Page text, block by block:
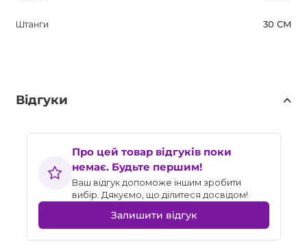
Штанги 30 СМ
Відгуки
Про цей товар відгуків поки
немає. Будьте першим!
Ваш відгук допоможе іншим зробити
вибір. Дякуємо, що ділитеся досвідом!
Залишити відгук